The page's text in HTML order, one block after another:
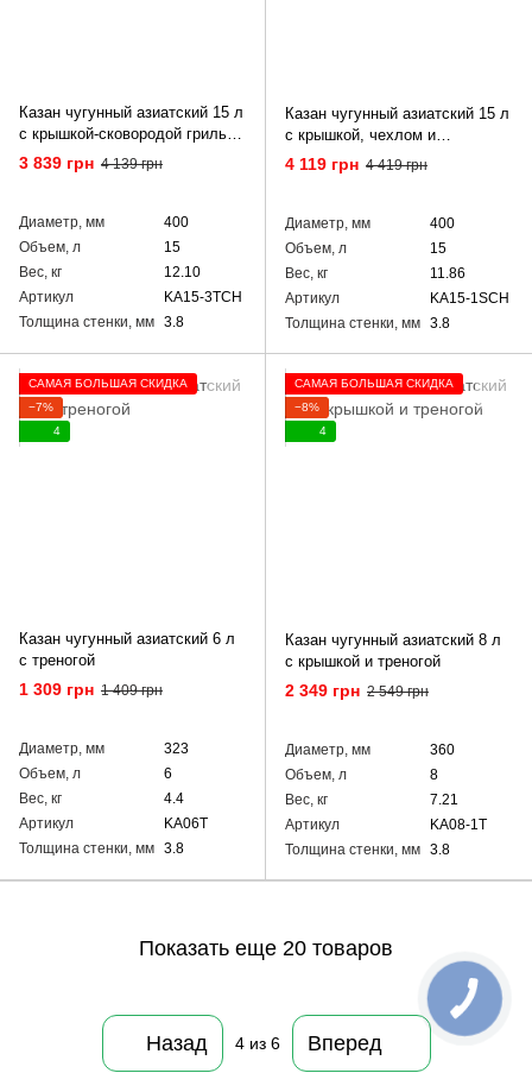
Казан чугунный азиатский 15 л
с крышкой-сковородой гриль,
чехлом и треногой
3 839 грн 4 139 грн
Диаметр, мм
400
Объем, л
15
Вес, кг
12.10
Артикул
KA15-3TCH
Толщина стенки, мм 3.8
Казан чугунный азиатский 15 л
с крышкой, чехлом и
подставкой
4 119 грн 4 419 грн
Диаметр, мм
400
Объем, л
15
Вес, кг
11.86
Артикул
KA15-1SCH
Толщина стенки, мм 3.8
САМАЯ БОЛЬШАЯ СКИДКА
−7%
4
Казан чугунный азиатский 6 л
с треногой
1 309 грн 1 409 грн
Диаметр, мм
323
Объем, л
6
Вес, кг
4.4
Артикул
KA06T
Толщина стенки, мм 3.8
САМАЯ БОЛЬШАЯ СКИДКА
−8%
4
Казан чугунный азиатский 8 л
с крышкой и треногой
2 349 грн 2 549 грн
Диаметр, мм
360
Объем, л
8
Вес, кг
7.21
Артикул
KA08-1T
Толщина стенки, мм 3.8
Показать еще 20 товаров
Назад 4из 6 Вперед